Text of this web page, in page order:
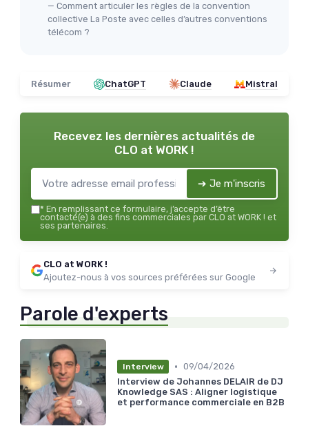
— Comment articuler les règles de la convention
collective La Poste avec celles d’autres conventions
télécom ?
Résumer ChatGPT Claude Mistral
Recevez les dernières actualités de
CLO at WORK !
➔ Je m'inscris
* En remplissant ce formulaire, j’accepte d’être
contacté(e) à des fins commerciales par CLO at WORK ! et
ses partenaires.
CLO at WORK !
Ajoutez-nous à vos sources préférées sur Google
Parole d'experts
Interview • 09/04/2026
Interview de Johannes DELAIR de DJ
Knowledge SAS : Aligner logistique
et performance commerciale en B2B